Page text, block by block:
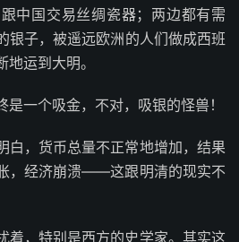
中国交易丝绸瓷器；两边都有需
银子，被遥远欧洲的人们做成西班
运到大明。
是一个吸金，不对，吸银的怪兽！
白，货币总量不正常地增加，结果
，经济崩溃——这跟明清的现实不
着，特别是西方的史学家。其实这